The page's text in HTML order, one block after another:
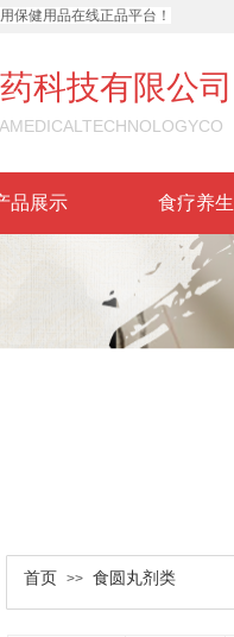
保健用品在线正品平台 ！
科技有限公司
品展示 食疗养生
双击此处添加文字
首页 >> 食圆丸剂类